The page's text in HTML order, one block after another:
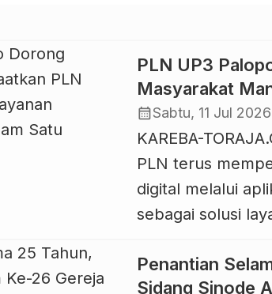
PLN UP3
Masyarakat
Mobile, Seluruh
Kelistrikan Kini
Genggaman
calendar_monthSabtu, 11 Jul 2026
KAREBA-
PLN terus
digital melalui
sebagai solusi
Melalui satu
mengakses
Penantian
Sidang Sinode